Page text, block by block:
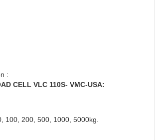
:
CELL VLC 110S- VMC-USA:
100, 200, 500, 1000, 5000kg.